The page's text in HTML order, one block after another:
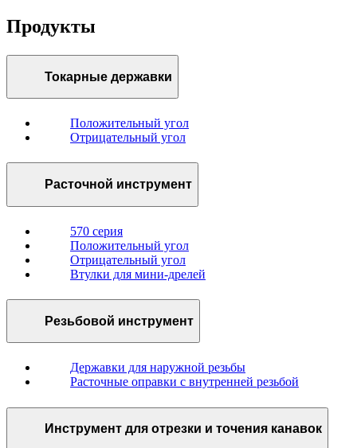
Продукты
Токарные державки
Положительный угол
Отрицательный угол
Расточной инструмент
570 серия
Положительный угол
Отрицательный угол
Втулки для мини-дрелей
Резьбовой инструмент
Державки для наружной резьбы
Расточные оправки с внутренней резьбой
Инструмент для отрезки и точения канавок